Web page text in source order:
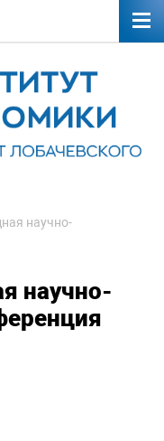
научно-
научно-